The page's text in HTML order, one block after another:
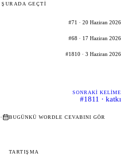
ŞURADA GEÇTI
#71 · 20 Haziran 2026
#68 · 17 Haziran 2026
#1810 · 3 Haziran 2026
SONRAKI KELIME
#1811 · katkı
· BUGÜNKÜ WORDLE CEVABINI GÖR
TARTIŞMA